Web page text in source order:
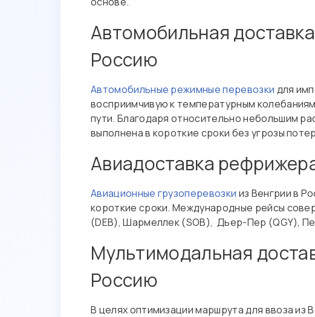
Автомобильная
Россию
Автомобильные режимные перевозки для
восприимчивую к температурным
пути. Благодаря относительно небольшим
выполнена в короткие сроки без угрозы
Авиадоставка
Авиационные грузоперевозки из Венгрии в
короткие сроки. Международные рейсы
(DEB), Шармеллек (SOB), Дьер-Пер (QGY),
Мультимодальная
Россию
В целях оптимизации маршрута для ввоза